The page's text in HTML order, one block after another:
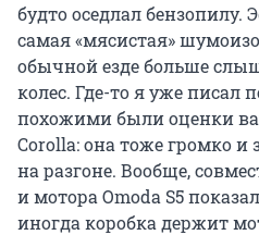
будто оседлал бензопилу.
самая «мясистая»
обычной езде больше
колес. Где-то я уже писал
похожими были оценки
Corolla: она тоже громко
на разгоне. Вообще,
и мотора Omoda S5
иногда коробка держит